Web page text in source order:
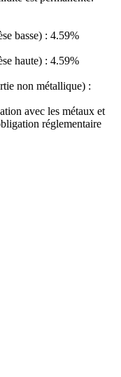
basse) : 4.59%
haute) : 4.59%
non métallique) :
avec les métaux et
réglementaire